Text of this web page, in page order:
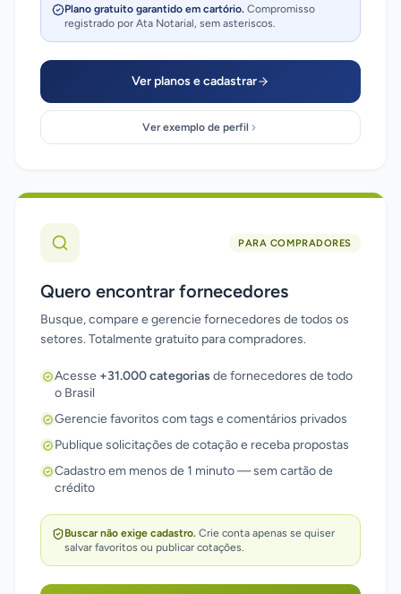
Plano gratuito garantido em cartório. Compromisso
registrado por Ata Notarial, sem asteriscos.
Ver planos e cadastrar
Ver exemplo de perfil
PARA COMPRADORES
Quero encontrar fornecedores
Busque, compare e gerencie fornecedores de todos os
setores. Totalmente gratuito para compradores.
Acesse +31.000 categorias de fornecedores de todo
o Brasil
Gerencie favoritos com tags e comentários privados
Publique solicitações de cotação e receba propostas
Cadastro em menos de 1 minuto — sem cartão de
crédito
Buscar não exige cadastro. Crie conta apenas se quiser
salvar favoritos ou publicar cotações.